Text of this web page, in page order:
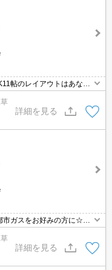
帖のレイアウトはあなた
るタイプでそれぞれのお
ーパーへ660ｍ。ドラッ
育園へ410ｍ。小学校へ62
詳細を見る
市ガスをお好みの方に☆廊
イベートが守れちゃいま
680ｍ。コンビニへ790
学校へ530ｍ。環境良好
ワーク清水草薙店へ！！
詳細を見る